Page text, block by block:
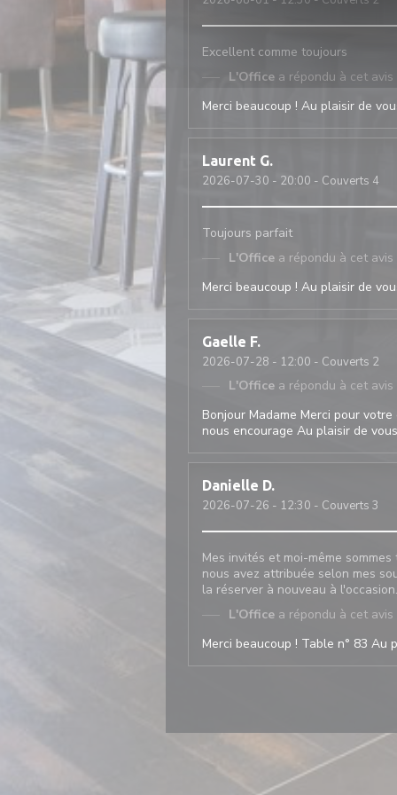
Excellent comme toujours
L'Office a répondu à cet avis
Merci beaucoup ! Au plaisir de
Laurent G
2026-07-30 - 20:00 - Couverts 4
Toujours parfait
L'Office a répondu à cet avis
Merci beaucoup ! Au plaisir de
Gaelle F
2026-07-28 - 12:00 - Couverts 2
L'Office a répondu à cet avis
Bonjour Madame Merci pour
nous encourage Au plaisir de
Danielle D
2026-07-26 - 12:30 - Couverts 3
Mes invités et moi-même
nous avez attribuée selon mes
la réserver à nouveau à
L'Office a répondu à cet avis
Merci beaucoup ! Table n° 83 Au